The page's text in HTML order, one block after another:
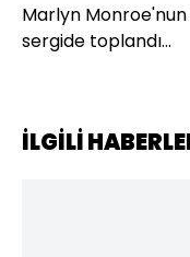
Marlyn
sergide toplandı...
İLGİLİ